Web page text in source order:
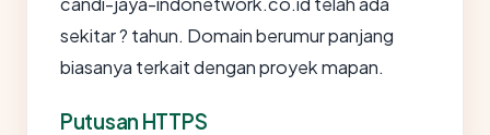
sekitar ? tahun. Domain berumur panjang
biasanya terkait dengan proyek mapan.
Putusan HTTPS